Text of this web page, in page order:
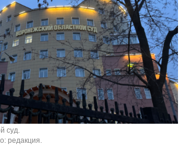
суд.
редакция.